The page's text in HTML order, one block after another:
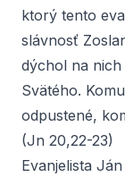
ktorý tento
slávnosť
dýchol na nich
Svätého.
odpustené,
(Jn 20,22-23)
Evanjelista